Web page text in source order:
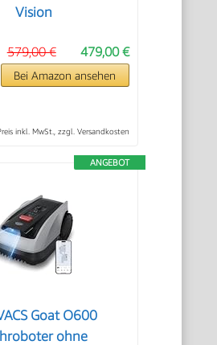
Vision
479,00 €
579,00 €
Bei Amazon ansehen
inkl. MwSt., zzgl. Versandkosten
ANGEBOT
Goat O600
ohne